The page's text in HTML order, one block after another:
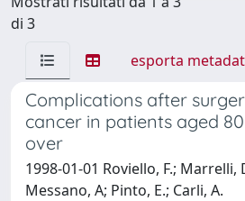
di 3
esporta
Complications after
cancer in patients aged
over
1998-01-01 Roviello, F.; Marrelli,
Messano, A; Pinto, E.; Carli, A.